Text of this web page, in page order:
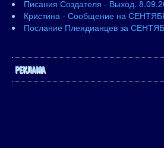
Писания Создателя - Выход.
Кристина - Сообщение на
Послание Плеядианцев за
РЕКЛАМА